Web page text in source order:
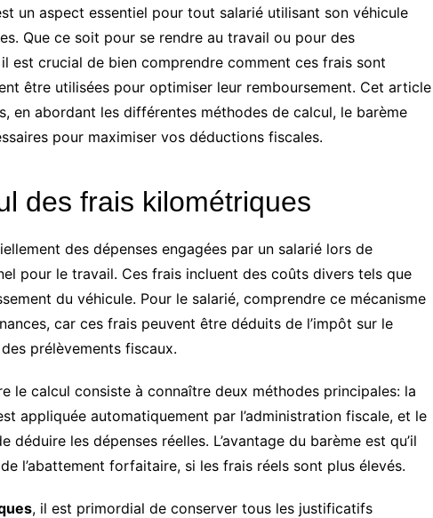
un aspect essentiel pour tout salarié utilisant son véhicule
Que ce soit pour se rendre au travail ou pour des
est crucial de bien comprendre comment ces frais sont
être utilisées pour optimiser leur remboursement. Cet article
en abordant les différentes méthodes de calcul, le barème
pour maximiser vos déductions fiscales.
des frais kilométriques
des dépenses engagées par un salarié lors de
pour le travail. Ces frais incluent des coûts divers tels que
du véhicule. Pour le salarié, comprendre ce mécanisme
car ces frais peuvent être déduits de l’impôt sur le
prélèvements fiscaux.
le calcul consiste à connaître deux méthodes principales: la
appliquée automatiquement par l’administration fiscale, et le
déduire les dépenses réelles. L’avantage du barème est qu’il
l’abattement forfaitaire, si les frais réels sont plus élevés.
, il est primordial de conserver tous les justificatifs